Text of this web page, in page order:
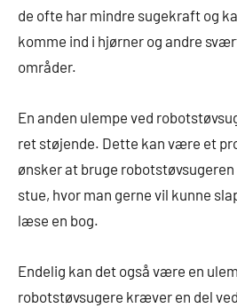
de ofte har mindre sugekraft og
komme ind i hjørner og andre
områder.
En anden ulempe ved
ret støjende. Dette kan være et
ønsker at bruge
stue, hvor man gerne vil kunne
læse en bog.
Endelig kan det også være en
robotstøvsugere kræver en del